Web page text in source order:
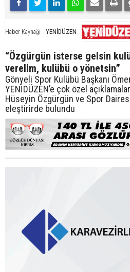
Haber Kaynağı YENİDÜZEN
“Özgürgün isterse gelsin
verelim, kulübü o yönetsin”
Gönyeli Spor Kulübü Başkanı
YENİDÜZEN’e çok özel
Hüseyin Özgürgün ve Spor
eleştirirde bulundu